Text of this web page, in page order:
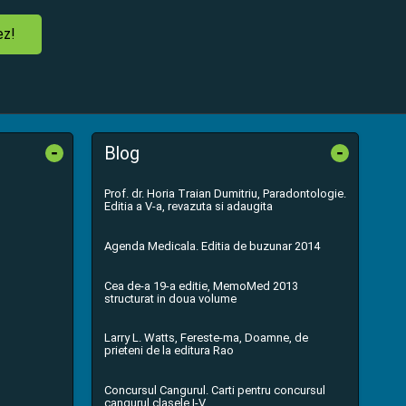
- Blog -
Prof. dr. Horia Traian Dumitriu, Paradontologie.
Editia a V-a, revazuta si adaugita
Agenda Medicala. Editia de buzunar 2014
Cea de-a 19-a editie, MemoMed 2013
structurat in doua volume
Larry L. Watts, Fereste-ma, Doamne, de
prieteni de la editura Rao
Concursul Cangurul. Carti pentru concursul
cangurul clasele I-V